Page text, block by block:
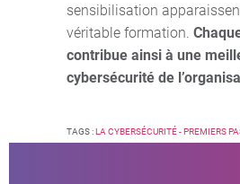
sensibilisation
véritable formation.
contribue ainsi à une
cybersécurité de
TAGS :LA CYBERSÉCURITÉ - PREMIERS